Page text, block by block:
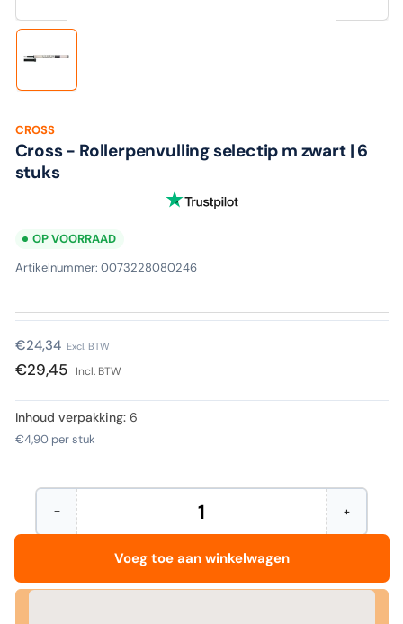
galerijweergave
CROSS
Cross - Rollerpenvulling selectip m zwart | 6
stuks
OP VOORRAAD
Artikelnummer: 0073228080246
Normale
prijs
€24,34 Excl. BTW
€29,45 Incl. BTW
Inhoud verpakking:6
€4,90per stuk
−Aantal
verminderen
Rollerpenvulling
Hoeveelheid +Verhoog
het
-
Voeg toe aan winkelwagen